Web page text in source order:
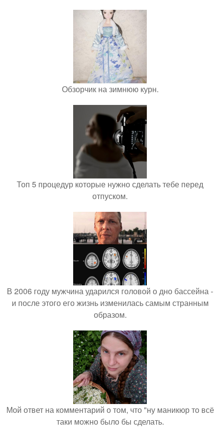
Обзорчик на зимнюю курн.
Топ 5 процедур которые нужно сделать тебе перед
отпуском.
В 2006 году мужчина ударился головой о дно бассейна -
и после этого его жизнь изменилась самым странным
образом.
Мой ответ на комментарий о том, что "ну маникюр то всё
таки можно было бы сделать.